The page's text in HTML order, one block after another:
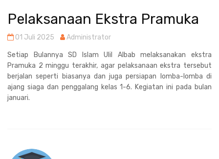
Pelaksanaan Ekstra Pramuka
01 Juli 2025 Administrator
Setiap Bulannya SD Islam Ulil Albab melaksanakan ekstra
Pramuka 2 minggu terakhir, agar pelaksanaan ekstra tersebut
berjalan seperti biasanya dan juga persiapan lomba-lomba di
ajang siaga dan penggalang kelas 1-6. Kegiatan ini pada bulan
januari.